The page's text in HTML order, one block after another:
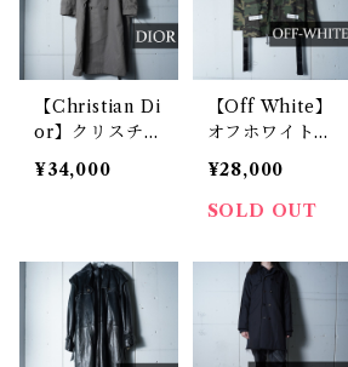
【Christian Di
or】クリスチャ
ンディオール
ベルト付トレン
¥34,000
【Off White】
オフホワイト
期”マルチワッ
ペン迷彩フィー
ト green
¥28,000
SOLD OUT